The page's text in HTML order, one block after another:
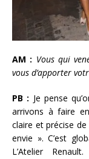
AM : Vous qui
vous d’apporter
PB : Je pense
arrivons à faire
claire et précise
envie ». C’est
L’Atelier